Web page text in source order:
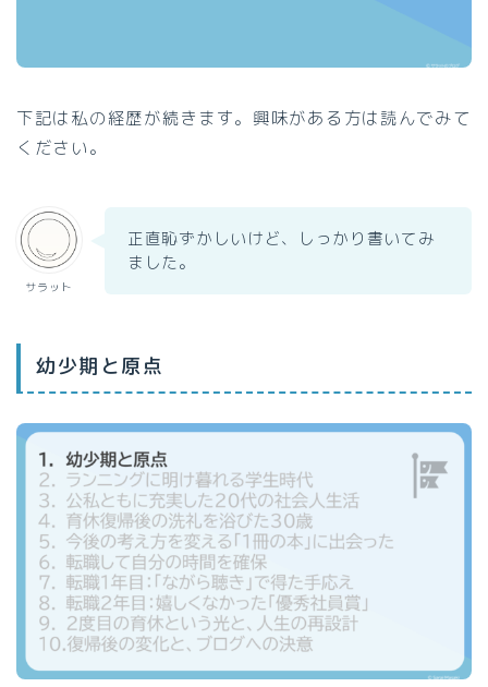
下記は私の経歴が続きます。興味がある方は読んでみて
ください。
サラット
正直恥ずかしいけど、しっかり書いてみ
ました。
幼少期と原点